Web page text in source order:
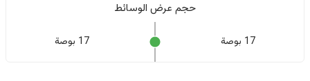
حجم عرض الوسائط
17 بوصة 17 بوصة